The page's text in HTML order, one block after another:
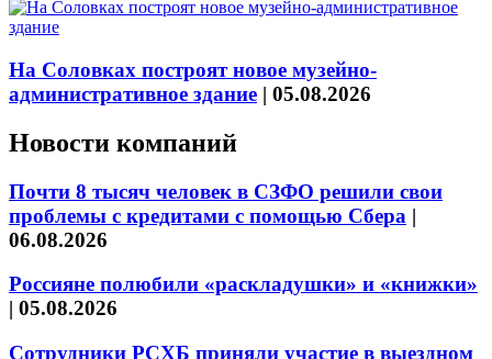
На Соловках построят новое музейно-
административное здание | 05.08.2026
Новости компаний
Почти 8 тысяч человек в СЗФО решили свои
проблемы с кредитами с помощью Сбера |
06.08.2026
Россияне полюбили «раскладушки» и «книжки»
| 05.08.2026
Сотрудники РСХБ приняли участие в выездном